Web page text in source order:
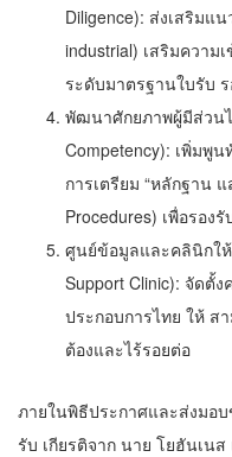
Diligence): ส่งเสริมแ
industrial) เสริมความ
ระดับมาตรฐานใบรับ
พัฒนาศักยภาพผู้มีส่วน
Competency): เพิ่มพู
การเตรียม “หลักฐาน
Procedures) เพื่อรอง
ศูนย์ข้อมูลและคลินิกให้
Support Clinic): จัดตั้
ประกอบการไทย ให้ ส
ต้องและไร้รอยต่อ
ภายในพิธีประกาศและส่งมอ
รับ เกียรติจาก นาย โยฮันเน